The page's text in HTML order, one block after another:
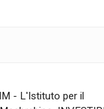
- L'Istituto per il